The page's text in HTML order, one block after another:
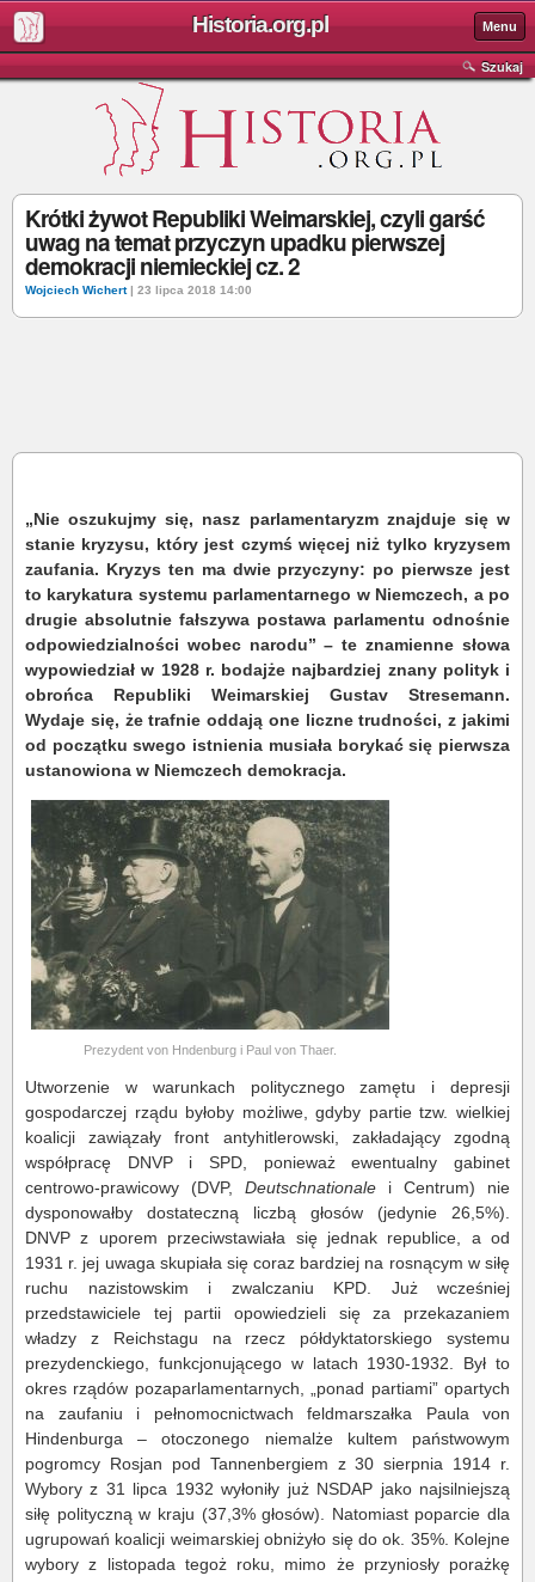
Historia.org.pl Menu
Szukaj
Krótki żywot Republiki Weimarskiej, czyli garść
uwag na temat przyczyn upadku pierwszej
demokracji niemieckiej cz. 2
Wojciech Wichert| 23 lipca 2018 14:00
„Nie oszukujmy się, nasz parlamentaryzm znajduje się w
stanie kryzysu, który jest czymś więcej niż tylko kryzysem
zaufania. Kryzys ten ma dwie przyczyny: po pierwsze jest
to karykatura systemu parlamentarnego w Niemczech, a po
drugie absolutnie fałszywa postawa parlamentu odnośnie
odpowiedzialności wobec narodu” – te znamienne słowa
wypowiedział w 1928 r. bodajże najbardziej znany polityk i
obrońca Republiki Weimarskiej Gustav Stresemann.
Wydaje się, że trafnie oddają one liczne trudności, z jakimi
od początku swego istnienia musiała borykać się pierwsza
ustanowiona w Niemczech demokracja.
Prezydent von Hndenburg i Paul von Thaer.
Utworzenie w warunkach politycznego zamętu i depresji
gospodarczej rządu byłoby możliwe, gdyby partie tzw. wielkiej
koalicji zawiązały front antyhitlerowski, zakładający zgodną
współpracę DNVP i SPD, ponieważ ewentualny gabinet
centrowo-prawicowy (DVP, Deutschnationale i Centrum) nie
dysponowałby dostateczną liczbą głosów (jedynie 26,5%).
DNVP z uporem przeciwstawiała się jednak republice, a od
1931 r. jej uwaga skupiała się coraz bardziej na rosnącym w siłę
ruchu nazistowskim i zwalczaniu KPD. Już wcześniej
przedstawiciele tej partii opowiedzieli się za przekazaniem
władzy z Reichstagu na rzecz półdyktatorskiego systemu
prezydenckiego, funkcjonującego w latach 1930-1932. Był to
okres rządów pozaparlamentarnych, „ponad partiami” opartych
na zaufaniu i pełnomocnictwach feldmarszałka Paula von
Hindenburga – otoczonego niemalże kultem państwowym
pogromcy Rosjan pod Tannenbergiem z 30 sierpnia 1914 r.
Wybory z 31 lipca 1932 wyłoniły już NSDAP jako najsilniejszą
siłę polityczną w kraju (37,3% głosów). Natomiast poparcie dla
ugrupowań koalicji weimarskiej obniżyło się do ok. 35%. Kolejne
wybory z listopada tegoż roku, mimo że przyniosły porażkę